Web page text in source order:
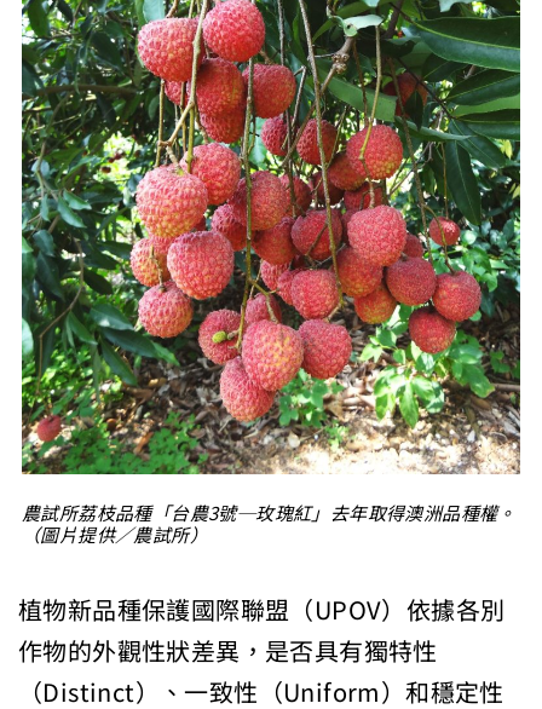
農試所荔枝品種「台農3號─玫瑰紅」去年取得澳洲品種權。
（圖片提供／農試所）
植物新品種保護國際聯盟（UPOV）依據各別
作物的外觀性狀差異，是否具有獨特性
（Distinct）、一致性（Uniform）和穩定性